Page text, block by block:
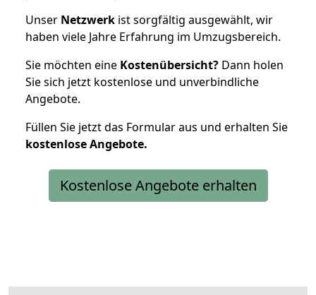
Unser Netzwerk ist sorgfältig ausgewählt, wir
haben viele Jahre Erfahrung im Umzugsbereich.
Sie möchten eine Kostenübersicht? Dann holen
Sie sich jetzt kostenlose und unverbindliche
Angebote.
Füllen Sie jetzt das Formular aus und erhalten Sie
kostenloseAngebote.
Kostenlose Angebote erhalten